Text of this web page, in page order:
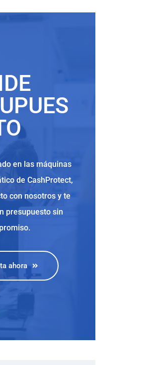
en las máquinas
de CashProtect,
con nosotros y te
presupuesto sin
ahora